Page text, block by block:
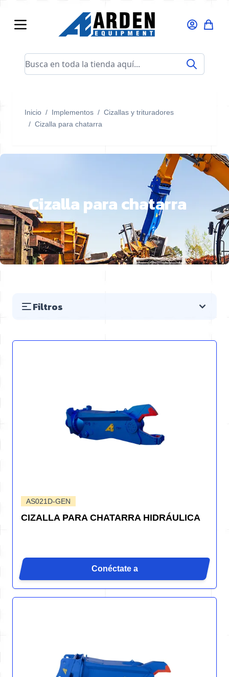
Busca en toda la tienda aquí...
Inicio / Implementos / Cizallas y trituradores
/ Cizalla para chatarra
Cizalla para chatarra
Filtros
AS021D-GEN
CIZALLA PARA CHATARRA HIDRÁULICA
Conéctate a